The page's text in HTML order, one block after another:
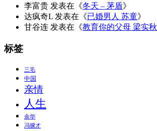
李富贵 发表在《冬天 – 茅盾》
达疯奇L 发表在《已婚男人 苏童》
甘谷连 发表在《教育你的父母 梁实秋
标签
三毛
中国
亲情
人生
余华
冯骥才